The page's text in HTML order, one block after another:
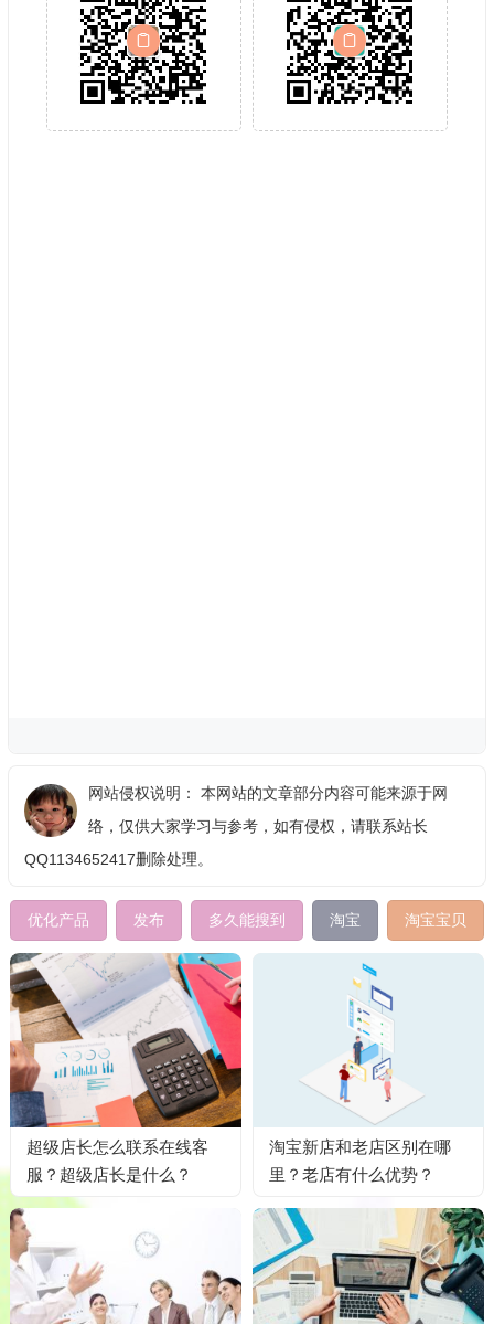
网站侵权说明： 本网站的文章部分内容可能来源于网
络，仅供大家学习与参考，如有侵权，请联系站长
QQ1134652417删除处理。
优化产品 发布 多久能搜到 淘宝 淘宝宝贝
超级店长怎么联系在线客
服？超级店长是什么？
淘宝新店和老店区别在哪
里？老店有什么优势？